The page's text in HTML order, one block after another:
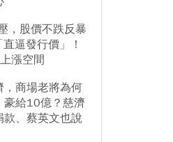
，股價不跌反暴
逼發行價」！
漲空間
，商場老將為何
豪給10億？慈濟
、蔡英文也說